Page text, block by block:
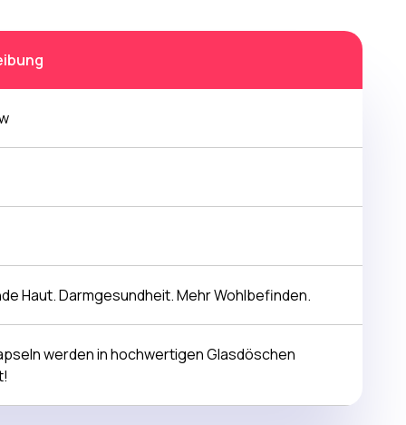
Haut. Darmgesundheit. Mehr Wohlbefinden.
werden in hochwertigen Glasdöschen